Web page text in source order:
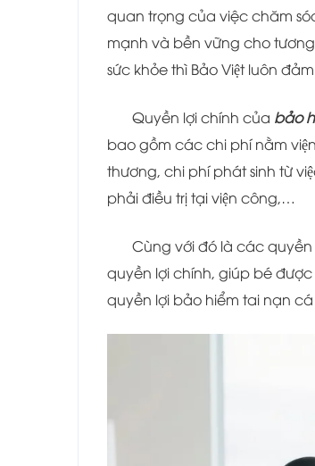
quan trọng của việc chăm
mạnh và bền vững cho
sức khỏe thì Bảo Việt luôn
Quyền lợi chính của bảo
bao gồm các chi phí nằm
thương, chi phí phát sinh từ
phải điều trị tại viện công,…
Cùng với đó là các
quyền lợi chính, giúp bé
quyền lợi bảo hiểm tai nạn